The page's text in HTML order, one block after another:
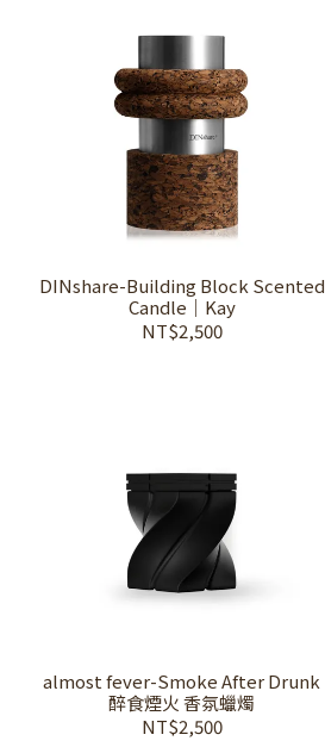
DINshare-Building Block Scented
Candle｜Kay
NT$2,500
almost fever-Smoke After Drunk
醉食煙火 香氛蠟燭
NT$2,500